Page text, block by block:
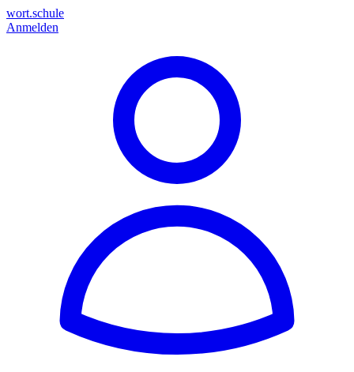
wort.schule
Anmelden